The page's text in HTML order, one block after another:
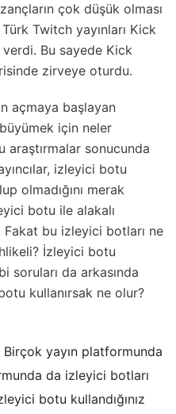
çok düşük olması
Twitch yayınları Kick
Bu sayede Kick
zirveye oturdu.
açmaya başlayan
büyümek için neler
araştırmalar sonucunda
izleyici botu
olmadığını merak
botu ile alakalı
bu izleyici botları ne
İzleyici botu
soruları da arkasında
kullanırsak ne olur?
Birçok yayın platformunda
da izleyici botları
botu kullandığınız